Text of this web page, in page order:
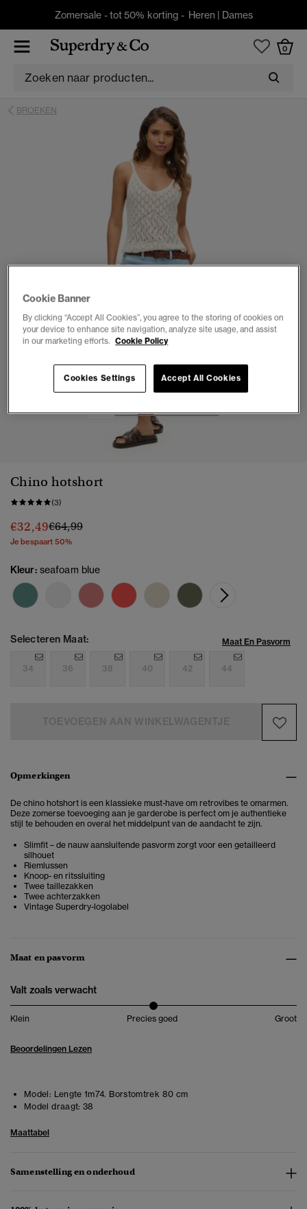
Zomersale - tot 50% korting - Heren | Dames
0
BROEKEN
3
Chino hotshort
(3)
€32,49Prijs verlaagd van
€64,99naar
Je bespaart 50%
Kleur: seafoam blue
Selecteren Maat: Maat En Pasvorm
34 36 38 40 42 44
Opmerkingen
De chino hotshort is een klassieke must-have om retrovibes te omarmen.
Deze zomerse toevoeging aan je garderobe is perfect om je authentieke
stijl te behouden en overal het middelpunt van de aandacht te zijn.
Slimfit – de nauw aansluitende pasvorm zorgt voor een getailleerd
silhouet
Riemlussen
Knoop- en ritssluiting
Twee taillezakken
Twee achterzakken
Vintage Superdry-logolabel
Maat en pasvorm
Valt zoals verwacht
Klein Precies goed Groot
Beoordelingen Lezen
Model: Lengte 1m74. Borstomtrek 80 cm
Model draagt: 38
Maattabel
Samenstelling en onderhoud
Cookie Banner
By clicking “Accept All Cookies”, you agree to the storing of cookies on
your device to enhance site navigation, analyze site usage, and assist
in our marketing efforts. Cookie Policy
Cookies Settings Accept All Cookies